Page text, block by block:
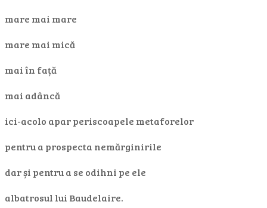
mare mai mare
mare mai mică
mai în față
mai adâncă
ici-acolo apar periscoapele metaforelor
pentru a prospecta nemărginirile
dar și pentru a se odihni pe ele
albatrosul lui Baudelaire.